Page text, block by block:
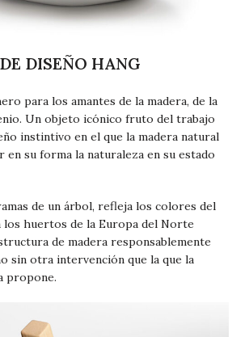
DISEÑO HANG
para los amantes de la madera, de la
Un objeto icónico fruto del trabajo
instintivo en el que la madera natural
su forma la naturaleza en su estado
de un árbol, refleja los colores del
los huertos de la Europa del Norte
de madera responsablemente
sin otra intervención que la que la
propone.